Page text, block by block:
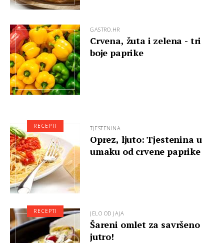
GASTRO.HR
Crvena, žuta i zelena - tri
boje paprike
TJESTENINA
Oprez, ljuto: Tjestenina u
umaku od crvene paprike
RECEPTI
JELO OD JAJA
Šareni omlet za savršeno
jutro!
RECEPTI